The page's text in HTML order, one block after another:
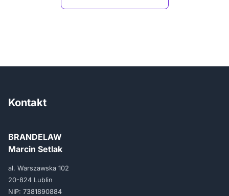
Kontakt
BRANDELAW
Marcin Setlak
al. Warszawska 102
20-824 Lublin
NIP: 7381890884